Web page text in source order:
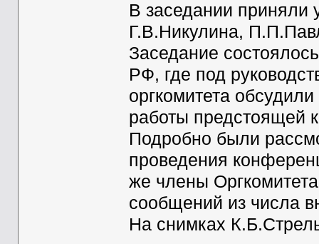
В заседании приняли
Г.В.Никулина,
Заседание
РФ, где под
оргкомитета
работы предстоящей
Подробно были
проведения
же члены
сообщений из числа
На снимках